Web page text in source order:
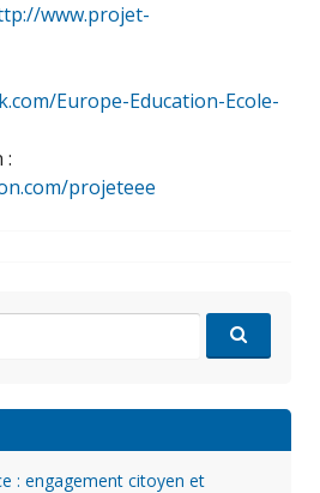
www.projet-
Europe-Education-Ecole-
:
projeteee
: engagement citoyen et